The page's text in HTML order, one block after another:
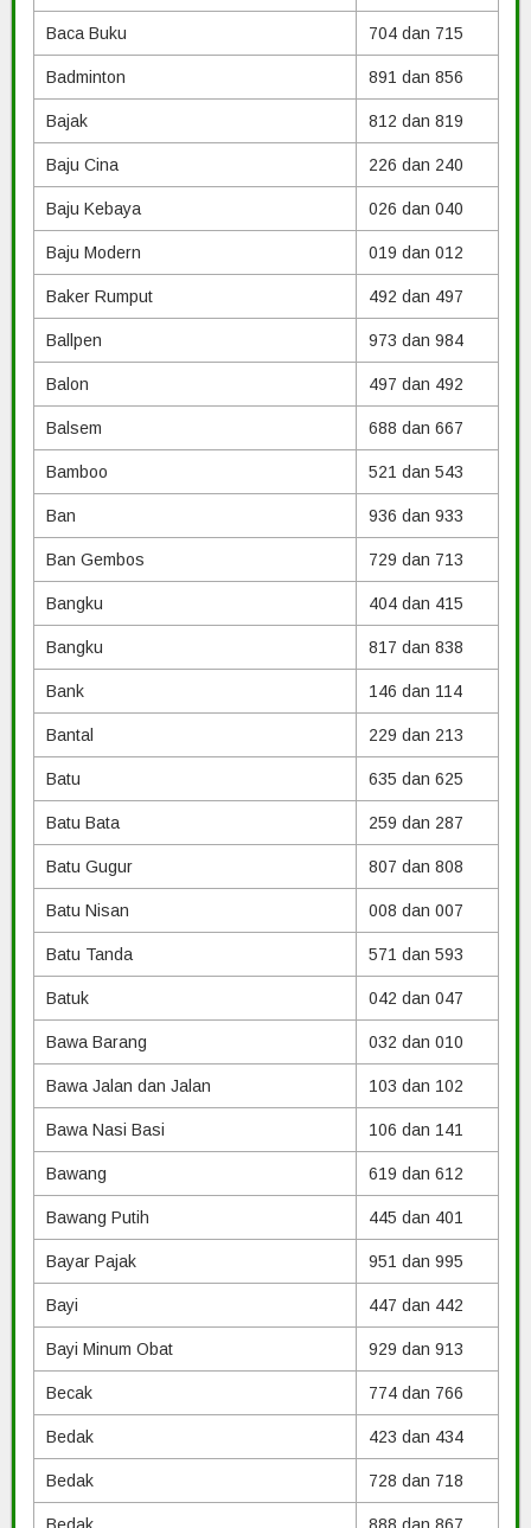
Baca Buku 704 dan 715
Badminton 891 dan 856
Bajak 812 dan 819
Baju Cina 226 dan 240
Baju Kebaya 026 dan 040
Baju Modern 019 dan 012
Baker Rumput 492 dan 497
Ballpen 973 dan 984
Balon 497 dan 492
Balsem 688 dan 667
Bamboo 521 dan 543
Ban 936 dan 933
Ban Gembos 729 dan 713
Bangku 404 dan 415
Bangku 817 dan 838
Bank 146 dan 114
Bantal 229 dan 213
Batu 635 dan 625
Batu Bata 259 dan 287
Batu Gugur 807 dan 808
Batu Nisan 008 dan 007
Batu Tanda 571 dan 593
Batuk 042 dan 047
Bawa Barang 032 dan 010
Bawa Jalan dan Jalan 103 dan 102
Bawa Nasi Basi 106 dan 141
Bawang 619 dan 612
Bawang Putih 445 dan 401
Bayar Pajak 951 dan 995
Bayi 447 dan 442
Bayi Minum Obat 929 dan 913
Becak 774 dan 766
Bedak 423 dan 434
Bedak 728 dan 718
Bedak 888 dan 867